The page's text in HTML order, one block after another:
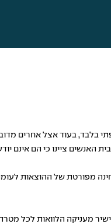
בלבד, בעוד אצל אחרים
האנשים ציינו כי הם אינם
מפורטת של ההוצאות
מעניקה הלוואות לכל